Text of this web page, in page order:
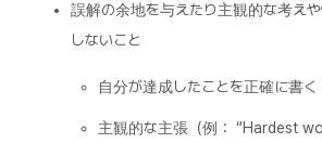
誤解の余地を与えたり主観的な考え
しないこと
自分が達成したことを正確に書く
主観的な主張（例： “Hardest